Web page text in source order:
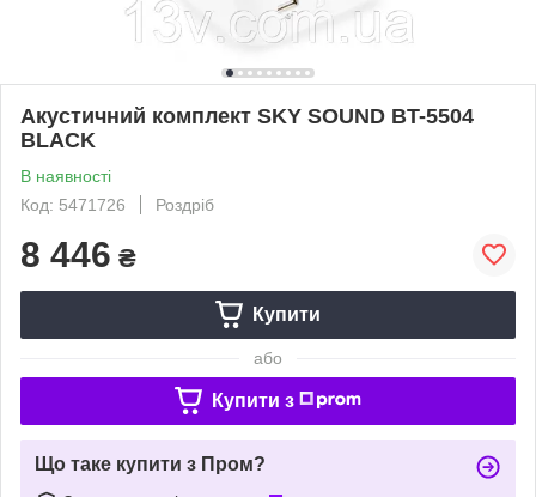
Акустичний комплект SKY SOUND BT-5504
BLACK
В наявності
Код: 5471726
Роздріб
8 446 ₴
Купити
або
Купити з
Що таке купити з Пром?